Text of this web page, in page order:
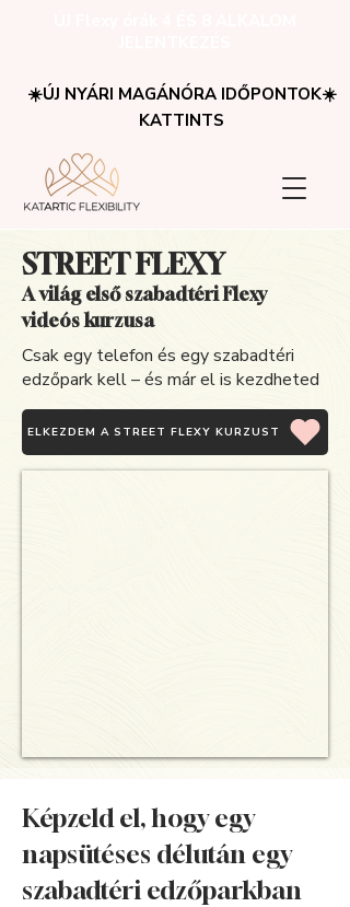
☀️ÚJ NYÁRI MAGÁNÓRA IDŐPONTOK☀️
KATTINTS
STREET FLEXY
A világ első szabadtéri Flexy
videós kurzusa
Csak egy telefon és egy szabadtéri
edzőpark kell – és már el is kezdheted
ELKEZDEM A STREET FLEXY KURZUST
Képzeld el, hogy egy
napsütéses délután egy
szabadtéri edzőparkban